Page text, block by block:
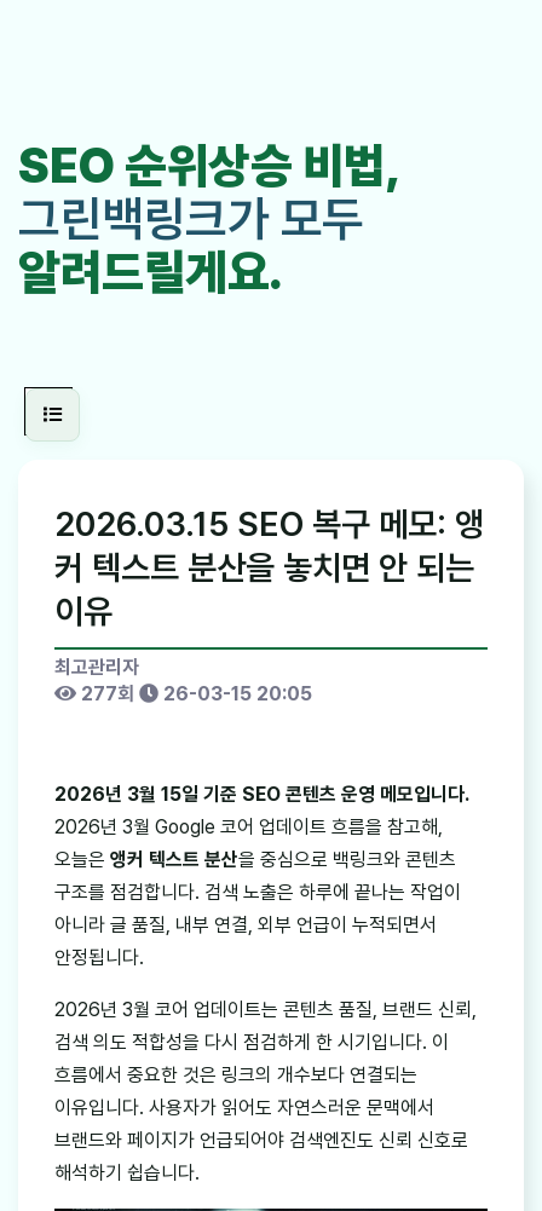
SEO 순위상승 비법,
그린백링크가 모두
알려드릴게요.
2026.03.15 SEO 복구 메모: 앵
커 텍스트 분산을 놓치면 안 되는
이유
최고관리자
277회
26-03-15 20:05
2026년 3월 15일 기준 SEO 콘텐츠 운영 메모입니다.
2026년 3월 Google 코어 업데이트 흐름을 참고해,
오늘은 앵커 텍스트 분산을 중심으로 백링크와 콘텐츠
구조를 점검합니다. 검색 노출은 하루에 끝나는 작업이
아니라 글 품질, 내부 연결, 외부 언급이 누적되면서
안정됩니다.
2026년 3월 코어 업데이트는 콘텐츠 품질, 브랜드 신뢰,
검색 의도 적합성을 다시 점검하게 한 시기입니다. 이
흐름에서 중요한 것은 링크의 개수보다 연결되는
이유입니다. 사용자가 읽어도 자연스러운 문맥에서
브랜드와 페이지가 언급되어야 검색엔진도 신뢰 신호로
해석하기 쉽습니다.